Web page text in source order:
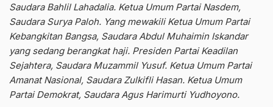
Saudara Bahlil Lahadalia. Ketua Umum Partai Nasdem,
Saudara Surya Paloh. Yang mewakili Ketua Umum Partai
Kebangkitan Bangsa, Saudara Abdul Muhaimin Iskandar
yang sedang berangkat haji. Presiden Partai Keadilan
Sejahtera, Saudara Muzammil Yusuf. Ketua Umum Partai
Amanat Nasional, Saudara Zulkifli Hasan. Ketua Umum
Partai Demokrat, Saudara Agus Harimurti Yudhoyono.